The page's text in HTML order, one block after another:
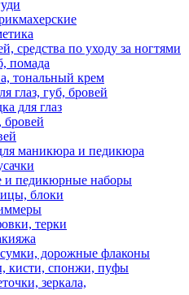
средства по уходу за ногтями
помада
тональный крем
глаз, губ, бровей
для глаз
бровей
маникюра и педикюра
педикюрные наборы
блоки
терки
дорожные флаконы
кисти, спонжи, пуфы
зеркала,